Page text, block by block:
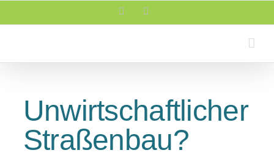
Inhalt
Facebook
Unwirtschaftlicher
Straßenbau?